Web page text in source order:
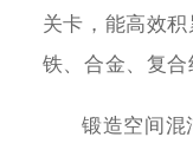
关卡，能高效
铁、合金、复合
锻造空间混